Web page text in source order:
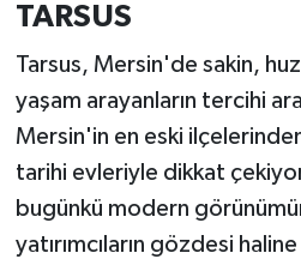
TARSUS
Tarsus, Mersin'de sakin,
yaşam arayanların tercihi
Mersin'in en eski
tarihi evleriyle dikkat
bugünkü modern
yatırımcıların gözdesi